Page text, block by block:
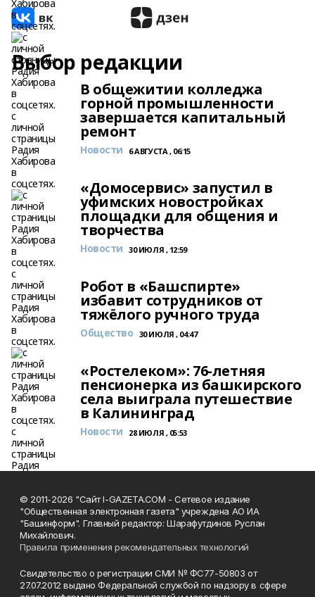
Выбор редакции
В общежитии колледжа
горной промышленности
завершается капитальный
ремонт
Новости 6 АВГУСТА , 06:15
«Домосервис» запустил в
уфимских новостройках
площадки для общения и
творчества
Новости 30 ИЮЛЯ , 12:59
Робот в «Башспирте»
избавит сотрудников от
тяжёлого ручного труда
Общество 30 ИЮЛЯ , 04:47
«Ростелеком»: 76-летняя
пенсионерка из башкирского
села выиграла путешествие
в Калининград
Новости 28 ИЮЛЯ , 05:53
© 2011-2026 "Сайт I-GAZETA.COM - Сетевое издание
"Общественная электронная газета" учреждена АО ИА
"Башинформ". Главный редактор: Шарафутдинов Руслан
Михайлович.
Правила применения рекомендательных технологий
Свидетельство о регистрации СМИ № ФС77-50803 от
27.07.2012 выдано Федеральной службой по надзору в сфере